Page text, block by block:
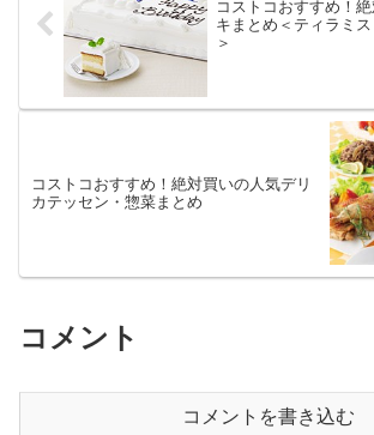
コストコおすすめ！
キまとめ＜ティラミ
＞
コストコおすすめ！絶対買いの人気デリ
カテッセン・惣菜まとめ
コメント
コメントを書き込む